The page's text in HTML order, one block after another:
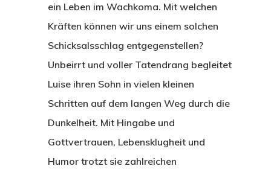
ein Leben im Wachkoma. Mit welchen
Kräften können wir uns einem solchen
Schicksalsschlag entgegenstellen?
Unbeirrt und voller Tatendrang begleitet
Luise ihren Sohn in vielen kleinen
Schritten auf dem langen Weg durch die
Dunkelheit. Mit Hingabe und
Gottvertrauen, Lebensklugheit und
Humor trotzt sie zahlreichen